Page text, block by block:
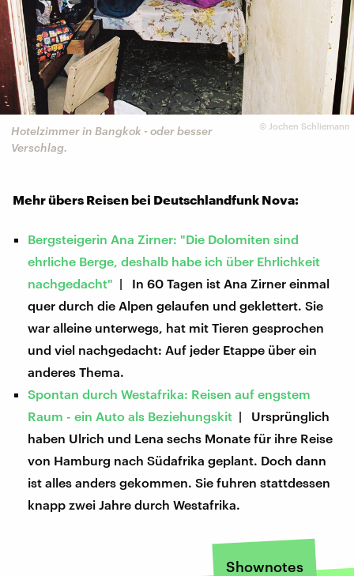
© Jochen Schliemann
Hotelzimmer in Bangkok - oder besser
Verschlag.
Mehr übers Reisen bei Deutschlandfunk Nova:
Bergsteigerin Ana Zirner: "Die Dolomiten sind
ehrliche Berge, deshalb habe ich über Ehrlichkeit
nachgedacht" | In 60 Tagen ist Ana Zirner einmal
quer durch die Alpen gelaufen und geklettert. Sie
war alleine unterwegs, hat mit Tieren gesprochen
und viel nachgedacht: Auf jeder Etappe über ein
anderes Thema.
Spontan durch Westafrika: Reisen auf engstem
Raum - ein Auto als Beziehungskit | Ursprünglich
haben Ulrich und Lena sechs Monate für ihre Reise
von Hamburg nach Südafrika geplant. Doch dann
ist alles anders gekommen. Sie fuhren stattdessen
knapp zwei Jahre durch Westafrika.
Shownotes